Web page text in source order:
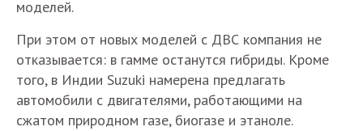
моделей.
При этом от новых моделей с ДВС компания не
отказывается: в гамме останутся гибриды. Кроме
того, в Индии Suzuki намерена предлагать
автомобили с двигателями, работающими на
сжатом природном газе, биогазе и этаноле.